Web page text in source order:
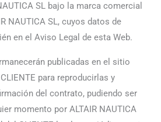
SL bajo la marca comercial
NAUTICA SL, cuyos datos de
en el Aviso Legal de esta Web.
publicadas en el sitio
para reproducirlas y
del contrato, pudiendo ser
momento por ALTAIR NAUTICA